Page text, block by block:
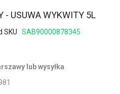
- USUWA WYKWITY 5L
SKU SAB90000878345
lub wysyłka